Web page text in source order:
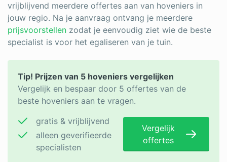
vrijblijvend meerdere offertes aan van hoveniers in
jouw regio. Na je aanvraag ontvang je meerdere
prijsvoorstellen zodat je eenvoudig ziet wie de beste
specialist is voor het egaliseren van je tuin.
Tip! Prijzen van 5 hoveniers vergelijken
Vergelijk en bespaar door 5 offertes van de
beste hoveniers aan te vragen.
gratis & vrijblijvend
alleen geverifieerde
specialisten
Vergelijk
offertes